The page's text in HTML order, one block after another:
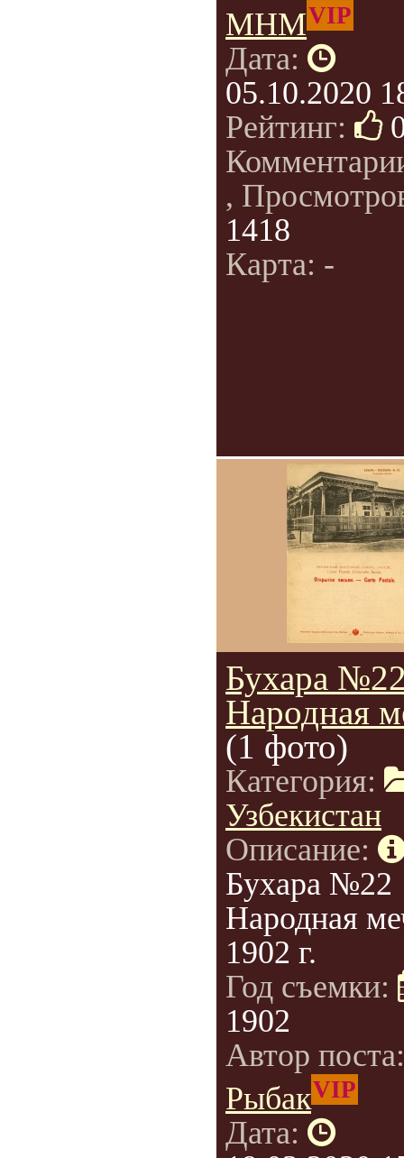
МНМVIP
Дата:
05.10.2020
Рейтинг:
,
1418
Карта: -
Бухара
Народная
(1 фото)
Категория:
Узбекистан
Описание:
Бухара №22
Народная
1902 г.
Год съемки:
1902
Автор
РыбакVIP
Дата: